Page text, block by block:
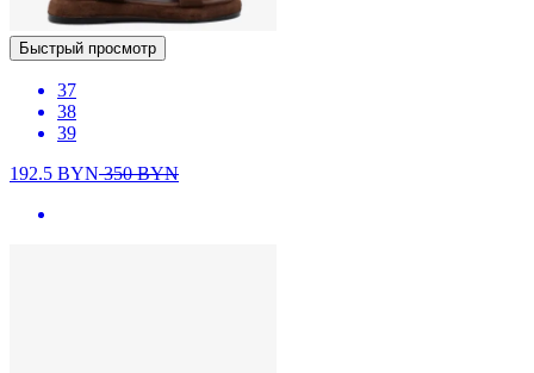
Быстрый просмотр
37
38
39
192.5 BYN350BYN